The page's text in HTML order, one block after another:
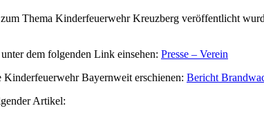
Thema Kinderfeuerwehr Kreuzberg veröffentlicht
dem folgenden Link einsehen: Presse – Verein
Bayernweit erschienen: Bericht
Artikel: